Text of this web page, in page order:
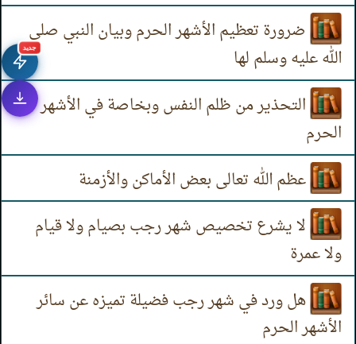
جديد
ضرورة تعظيم الأشهر الحرم وبيان النبي صلى
الله عليه وسلم لها
التحذير من ظلم النفس وبخاصة في الأشهر
الحرم
عظم الله تعالى بعض الأماكن والأزمنة
لا يشرع تخصيص شهر رجب بصيام ولا قيام
ولا عمرة
هل ورد في شهر رجب فضيلة تميزه عن سائر
الأشهر الحرم